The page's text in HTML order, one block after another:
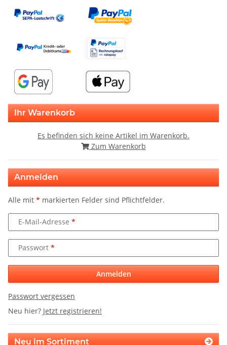
Ihr Warenkorb
Es befinden sich keine Artikel im Warenkorb.
Zum Warenkorb
Anmelden
Alle mit * markierten Felder sind Pflichtfelder.
E-Mail-Adresse
Passwort
Anmelden
Passwort vergessen
Neu hier? Jetzt registrieren!
Neu im Sortiment